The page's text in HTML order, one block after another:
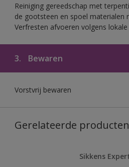
Reiniging gereedschap met
de gootsteen en spoel materialen
Verfresten afvoeren volgens
3. Bewaren
Vorstvrij bewaren
Gerelateerde producten
Sikkens